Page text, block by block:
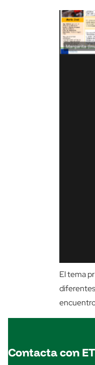
El tema
Contacta con